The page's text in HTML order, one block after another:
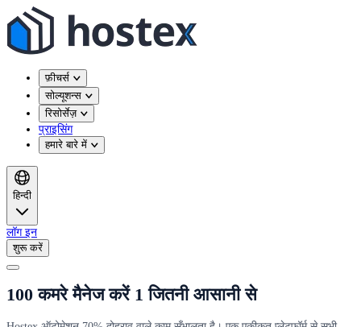
फ़ीचर्स
सोल्यूशन्स
रिसोर्सेज़
प्राइसिंग
हमारे बारे में
हिन्दी
लॉग इन
शुरू करें
100 कमरे मैनेज करें 1 जितनी आसानी से